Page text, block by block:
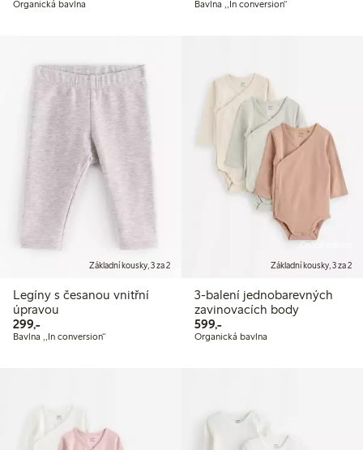
Organická bavlna Bavlna ,,In conversion“
Základní kousky, 3 za 2
Legíny s česanou vnitřní
úpravou
299,-299,00 Kč
Bavlna ,,In conversion“
Online edition
Základní kousky, 3 za 2
3-balení jednobarevných
zavinovacích body
599,-599,00 Kč
Organická bavlna